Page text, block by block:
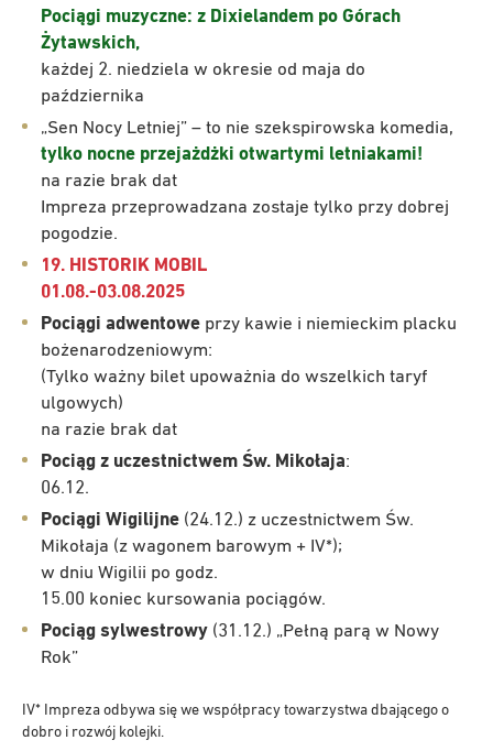
Pociągi muzyczne: z Dixielandem po Górach
Żytawskich,
każdej 2. niedziela w okresie od maja do
października
„Sen Nocy Letniej” – to nie szekspirowska komedia,
tylko nocne przejażdżki otwartymi letniakami!
na razie brak dat
Impreza przeprowadzana zostaje tylko przy dobrej
pogodzie.
19. HISTORIK MOBIL
01.08.-03.08.2025
Pociągi adwentowe przy kawie i niemieckim placku
bożenarodzeniowym:
(Tylko ważny bilet upoważnia do wszelkich taryf
ulgowych)
na razie brak dat
Pociąg z uczestnictwem Św. Mikołaja:
06.12.
Pociągi Wigilijne (24.12.) z uczestnictwem Św.
Mikołaja (z wagonem barowym + IV*);
w dniu Wigilii po godz.
15.00 koniec kursowania pociągów.
Pociąg sylwestrowy (31.12.) „Pełną parą w Nowy
Rok”
IV* Impreza odbywa się we współpracy towarzystwa dbającego o
dobro i rozwój kolejki.